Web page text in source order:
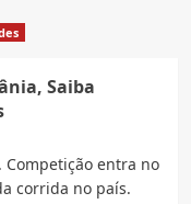
Saiba
Competição entra no
corrida no país.